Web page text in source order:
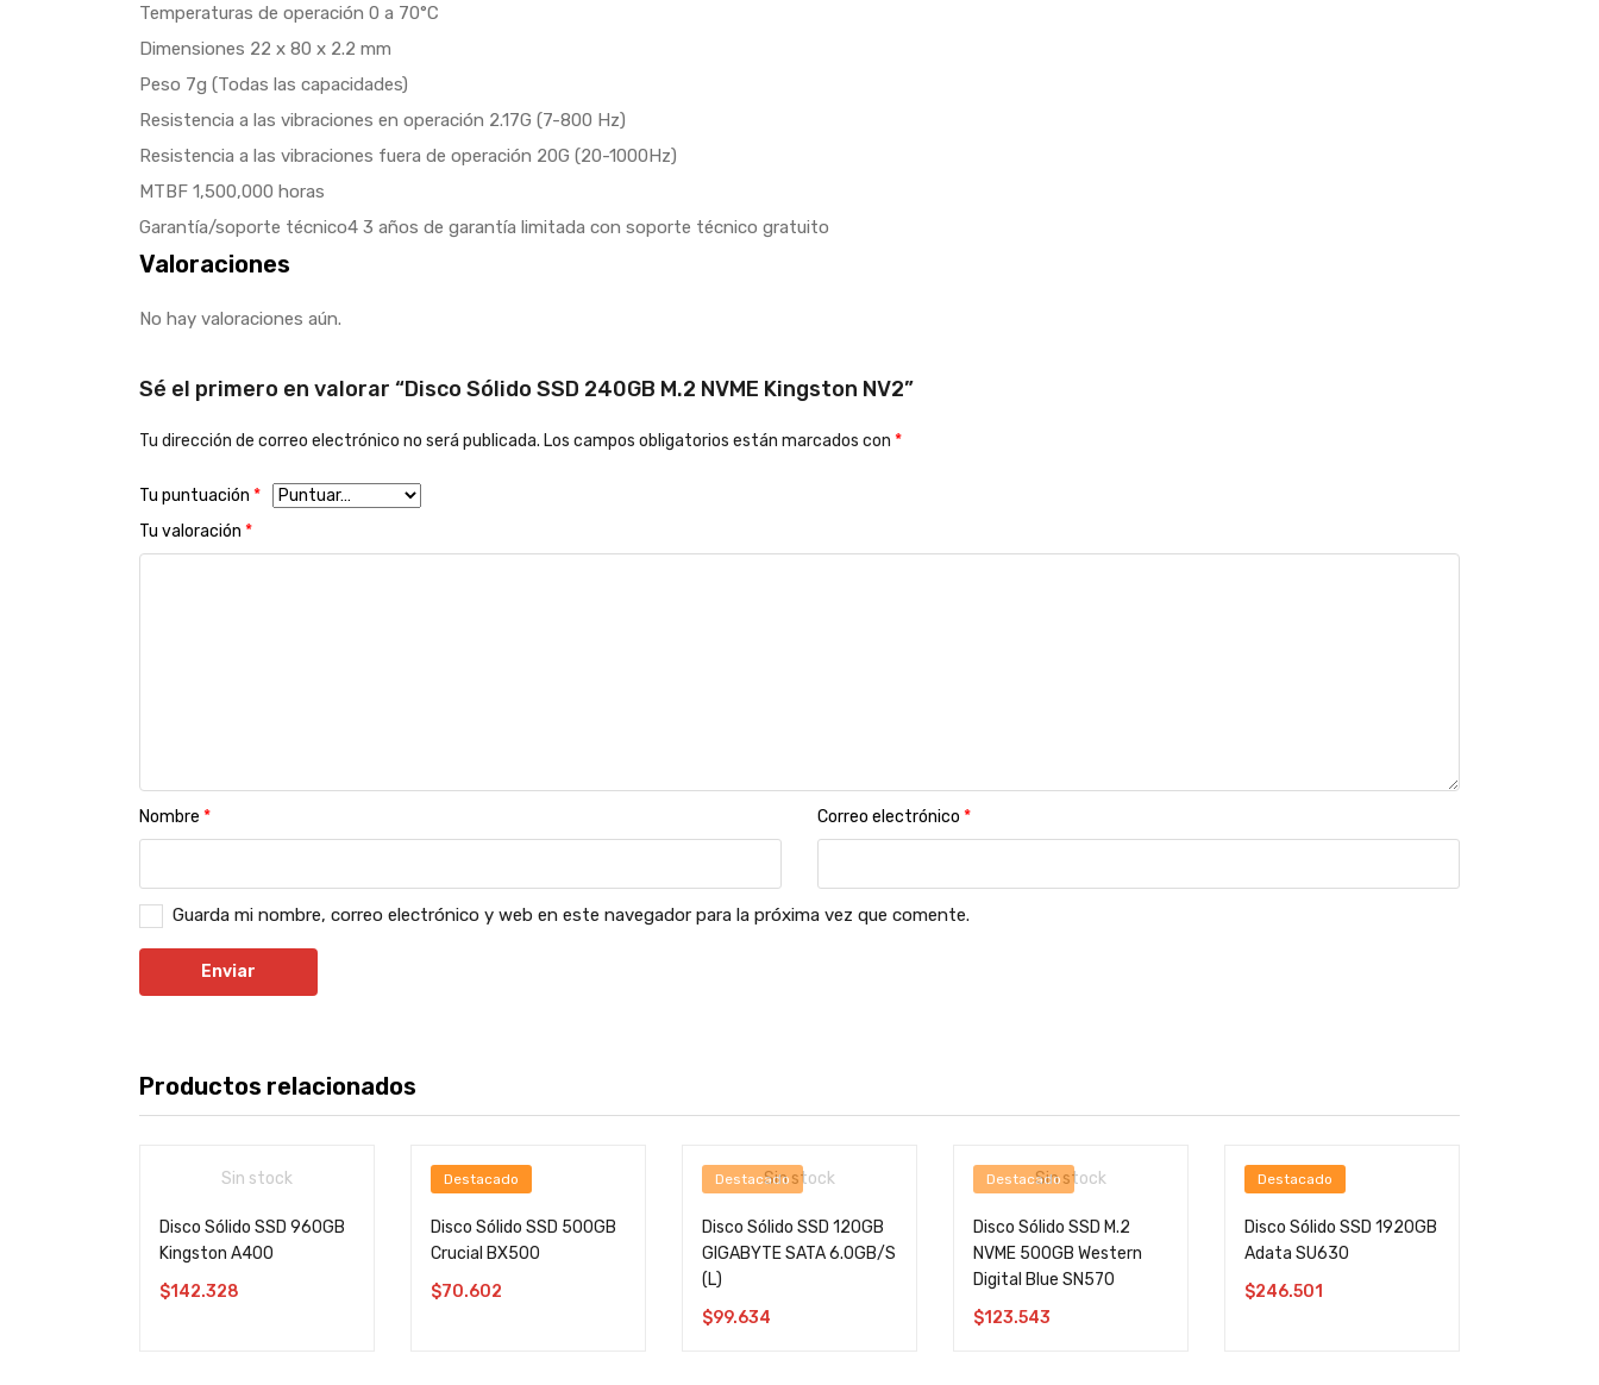
Temperaturas de operación 0 a 70°C
Dimensiones 22 x 80 x 2.2 mm
Peso 7g (Todas las capacidades)
Resistencia a las vibraciones en operación 2.17G (7-800 Hz)
Resistencia a las vibraciones fuera de operación 20G (20-1000Hz)
MTBF 1,500,000 horas
Garantía/soporte técnico4 3 años de garantía limitada con soporte técnico gratuito
Valoraciones
No hay valoraciones aún.
Sé el primero en valorar “Disco Sólido SSD 240GB M.2 NVME Kingston NV2”
Tu dirección de correo electrónico no será publicada. Los campos obligatorios están marcados con *
Tu puntuación *
Tu valoración *
Nombre * Correo electrónico *
Guarda mi nombre, correo electrónico y web en este navegador para la próxima vez que comente.
Productos relacionados
Sin stock
Disco Sólido SSD 960GB
Kingston A400
$142.328
Destacado
Disco Sólido SSD 500GB
Crucial BX500
$70.602
Sin stock
Destacado
Disco Sólido SSD 120GB
GIGABYTE SATA 6.0GB/S
(L)
$99.634
Sin stock
Destacado
Disco Sólido SSD M.2
NVME 500GB Western
Digital Blue SN570
$123.543
Destacado
Disco Sólido SSD 1920GB
Adata SU630
$246.501